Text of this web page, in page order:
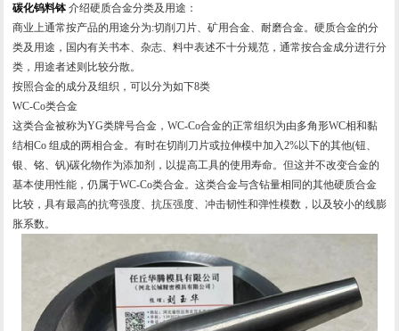
碳化钨料钵 介绍硬质合金分类及用途：
商业上通常按产品的用途分为:切削刀片、矿用合金、耐磨合金。硬质合金的分
类及用途，国内有关书本、杂志、料中表述不十分规范，通常按合金成分进行分
类，用途者述则比较分散。
按照合金的成分及组织，可以分为如下8类
WC-Co类合金
这类合金被称为YG类牌号合金，WC-Co合金的正常组织为由多角形WC相和黏
结相Co 组成的两相合金。有时在切削刀片或拉伸模中加入2%以下的其他(钮、
银、铭、钒)碳化物作为添加剂，以提高工具的使用寿命。但这并不改变合金的
基本使用性能，仍属于WC-Co类合金。这类合金与含钻量相同的其他硬质合金
比较，具有最高的抗弯强度、抗压强度、冲击韧性和弹性模数，以及较小的线膨
胀系数。